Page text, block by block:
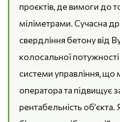
проєктів, де вимоги до
міліметрами. Сучасна
свердління бетону від
колосальної потужності
системи управління, що
оператора та підвищує
рентабельність